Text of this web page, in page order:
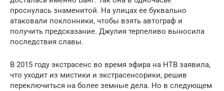
проснулась знаменитой. На улицах ее буквально
атаковали поклонники, чтобы взять автограф и
получить предсказание. Джулия терпеливо выносила
последствия славы.
В 2015 году экстрасенс во время эфира на НТВ заявила,
что уходит из мистики и экстрасенсорики, решив
переключиться на более земные дела. Но в следующем